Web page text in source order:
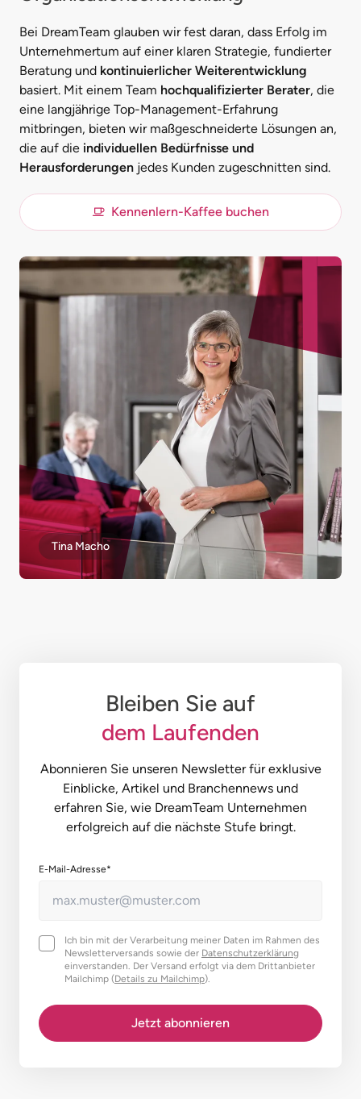
Bei DreamTeam glauben wir fest daran, dass Erfolg im
Unternehmertum auf einer klaren Strategie, fundierter
Beratung und kontinuierlicher Weiterentwicklung
basiert. Mit einem Team hochqualifizierter Berater, die
eine langjährige Top-Management-Erfahrung
mitbringen, bieten wir maßgeschneiderte Lösungen an,
die auf die individuellen Bedürfnisse und
Herausforderungen jedes Kunden zugeschnitten sind.
Kennenlern-Kaffee buchen
Tina Macho
Bleiben Sie auf
dem Laufenden
Abonnieren Sie unseren Newsletter für exklusive
Einblicke, Artikel und Branchennews und
erfahren Sie, wie DreamTeam Unternehmen
erfolgreich auf die nächste Stufe bringt.
E-Mail-Adresse*
Ich bin mit der Verarbeitung meiner Daten im Rahmen des
Newsletter­versands sowie der Datenschutz­erklärung
einverstanden. Der Versand erfolgt via dem Drittanbieter
Mailchimp (Details zu Mailchimp).